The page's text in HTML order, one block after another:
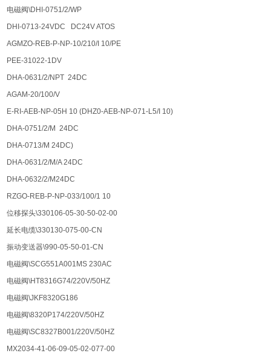
电磁阀\DHI-0751/2/WP
DHI-0713-24VDC DC24V ATOS
AGMZO-REB-P-NP-10/210/I 10/PE
PEE-31022-1DV
DHA-0631/2/NPT 24DC
AGAM-20/100/V
E-RI-AEB-NP-05H 10 (DHZ0-AEB-NP-071-L5/I 10)
DHA-0751/2/M 24DC
DHA-0713/M 24DC)
DHA-0631/2/M/A 24DC
DHA-0632/2/M24DC
RZGO-REB-P-NP-033/100/1 10
位移探头\330106-05-30-50-02-00
延长电缆\330130-075-00-CN
振动变送器\990-05-50-01-CN
电磁阀\SCG551A001MS 230AC
电磁阀\HT8316G74/220V/50HZ
电磁阀\JKF8320G186
电磁阀\8320P174/220V/50HZ
电磁阀\SC8327B001/220V/50HZ
MX2034-41-06-09-05-02-077-00